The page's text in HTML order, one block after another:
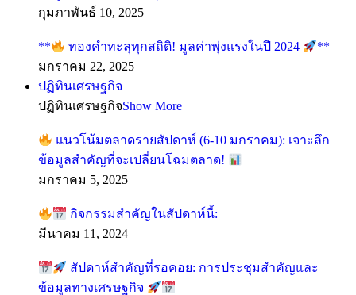
กุมภาพันธ์ 10, 2025
** ทองคำทะลุทุกสถิติ! มูลค่าพุ่งแรงในปี 2024
**
มกราคม 22, 2025
ปฏิทินเศรษฐกิจ
ปฏิทินเศรษฐกิจShow More
แนวโน้มตลาดรายสัปดาห์ (6-10 มกราคม): เจาะลึก
ข้อมูลสำคัญที่จะเปลี่ยนโฉมตลาด!
มกราคม 5, 2025
กิจกรรมสำคัญในสัปดาห์นี้:
มีนาคม 11, 2024
สัปดาห์สำคัญที่รอคอย: การประชุมสำคัญและ
ข้อมูลทางเศรษฐกิจ